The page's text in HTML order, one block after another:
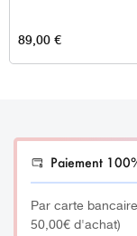
89,00€
Paiement
Par carte
50,00€ d'achat)